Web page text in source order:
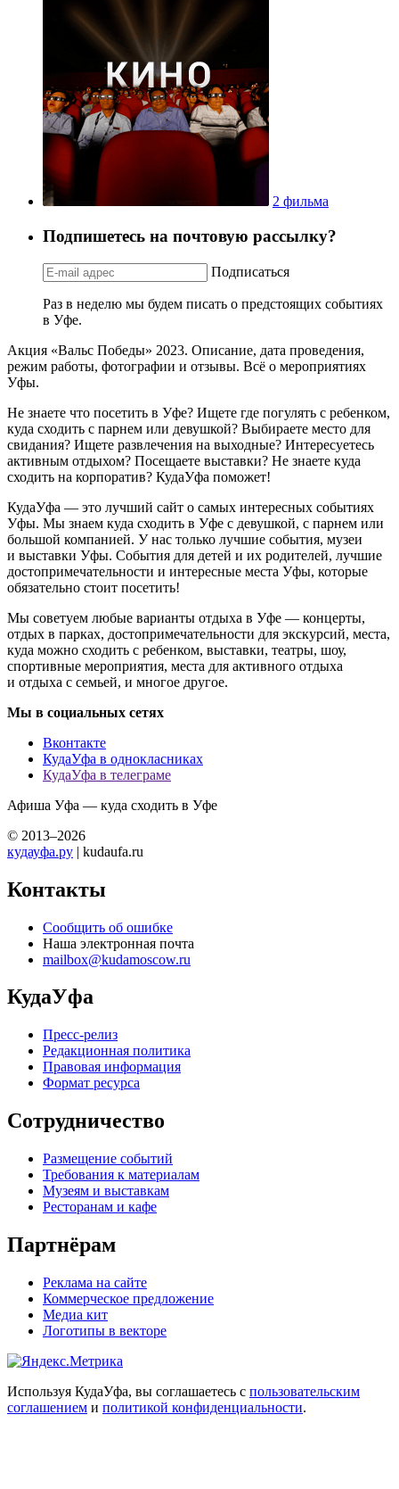
2 фильма
Подпишетесь на почтовую рассылку?
Подписаться
Раз в неделю мы будем писать о предстоящих событиях
в Уфе.
Акция «Вальс Победы» 2023. Описание, дата проведения,
режим работы, фотографии и отзывы. Всё о мероприятиях
Уфы.
Не знаете что посетить в Уфе? Ищете где погулять с ребенком,
куда сходить с парнем или девушкой? Выбираете место для
свидания? Ищете развлечения на выходные? Интересуетесь
активным отдыхом? Посещаете выставки? Не знаете куда
сходить на корпоратив? КудаУфа поможет!
КудаУфа — это лучший сайт о самых интересных событиях
Уфы. Мы знаем куда сходить в Уфе с девушкой, с парнем или
большой компанией. У нас только лучшие события, музеи
и выставки Уфы. События для детей и их родителей, лучшие
достопримечательности и интересные места Уфы, которые
обязательно стоит посетить!
Мы советуем любые варианты отдыха в Уфе — концерты,
отдых в парках, достопримечательности для экскурсий, места,
куда можно сходить с ребенком, выставки, театры, шоу,
спортивные мероприятия, места для активного отдыха
и отдыха с семьей, и многое другое.
Мы в социальных сетях
Вконтакте
КудаУфа в однокласниках
КудаУфа в телеграме
Афиша Уфа — куда сходить в Уфе
© 2013–2026
кудауфа.ру | kudaufa.ru
Контакты
Сообщить об ошибке
Наша электронная почта
mailbox@kudamoscow.ru
КудаУфа
Пресс-релиз
Редакционная политика
Правовая информация
Формат ресурса
Сотрудничество
Размещение событий
Требования к материалам
Музеям и выставкам
Ресторанам и кафе
Партнёрам
Реклама на сайте
Коммерческое предложение
Медиа кит
Логотипы в векторе
Используя КудаУфа, вы соглашаетесь с пользовательским
соглашением и политикой конфиденциальности.